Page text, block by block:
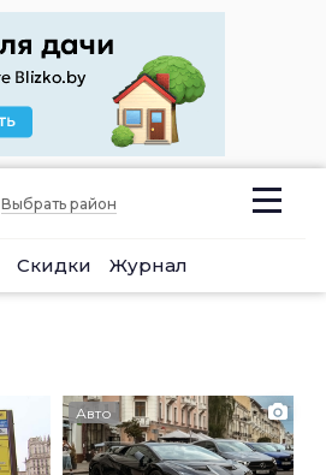
Выбрать район
Скидки Журнал
Авто